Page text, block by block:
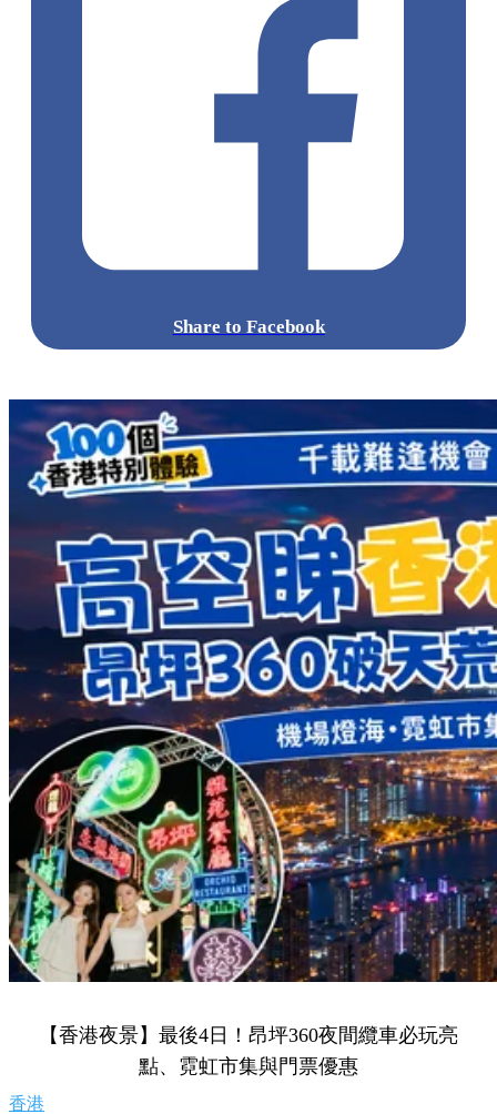
Share to Facebook
【香港夜景】最後4日！昂坪360夜間纜車必玩亮
點、霓虹市集與門票優惠
香港